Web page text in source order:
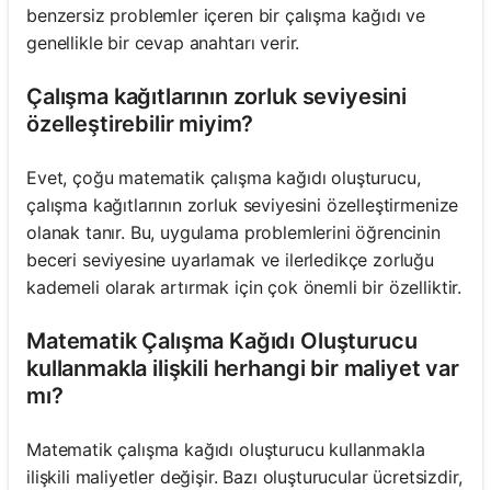
Soru
Yok
Sorun
benzersiz problemler içeren bir çalışma kağıdı ve
genellikle bir cevap anahtarı verir.
Çalışma kağıtlarının zorluk seviyesini
özelleştirebilir miyim?
Evet, çoğu matematik çalışma kağıdı oluşturucu,
çalışma kağıtlarının zorluk seviyesini özelleştirmenize
olanak tanır. Bu, uygulama problemlerini öğrencinin
beceri seviyesine uyarlamak ve ilerledikçe zorluğu
kademeli olarak artırmak için çok önemli bir özelliktir.
Matematik Çalışma Kağıdı Oluşturucu
kullanmakla ilişkili herhangi bir maliyet var
mı?
Matematik çalışma kağıdı oluşturucu kullanmakla
ilişkili maliyetler değişir. Bazı oluşturucular ücretsizdir,